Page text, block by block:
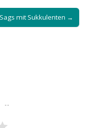
Sags mit Sukkulenten →